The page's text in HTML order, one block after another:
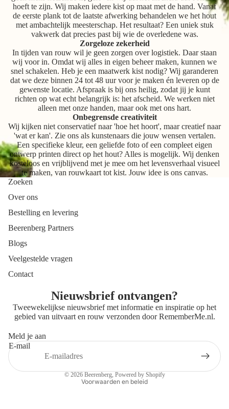
hoeft te zijn. Wij maken iedere kist op maat met de hand. Vanaf
de eerste plank tot de laatste afwerking behandelen we het hout
met ambachtelijk meesterschap. Het resultaat? Een uniek stuk
vakwerk dat precies past bij wie de overledene was.
Zorgeloze zekerheid
In tijden van rouw wil je geen zorgen over logistiek. Daar staan
wij voor in. Omdat wij alles in eigen beheer maken, kunnen we
snel schakelen. Heb je een maatwerk kist nodig? Wij garanderen
dat we deze binnen 24 tot 48 uur voor je maken én leveren op de
gewenste locatie. Afspraak is bij ons heilig, zodat jij je kunt
richten op wat echt belangrijk is: het afscheid. We werken niet
alleen met onze handen, maar ook met ons hart.
Onbegrensde creativiteit
Wij kijken niet conservatief naar 'hoe het hoort', maar creatief naar
'wat er kan'. Zie ons als kunstenaars die jouw wensen vertalen.
Een specifieke kleur, een geliefde foto of een compleet eigen
ontwerp printen direct op het hout? Alles is mogelijk. Wij denken
kosteloos en vrijblijvend met je mee om het levensverhaal visueel
te maken, van rouwkaart tot kist. Jouw idee is ons canvas.
Zoeken
Over ons
Bestelling en levering
Beerenberg Partners
Blogs
Veelgestelde vragen
Contact
Nieuwsbrief ontvangen?
Tweewekelijkse nieuwsbrief met informatie en inspiratie op het
gebied van uitvaart en rouw verzonden doorRememberMe.nl.
Meld je aan
E-mail
© 2026 Beerenberg, Powered by Shopify
Voorwaarden en beleid